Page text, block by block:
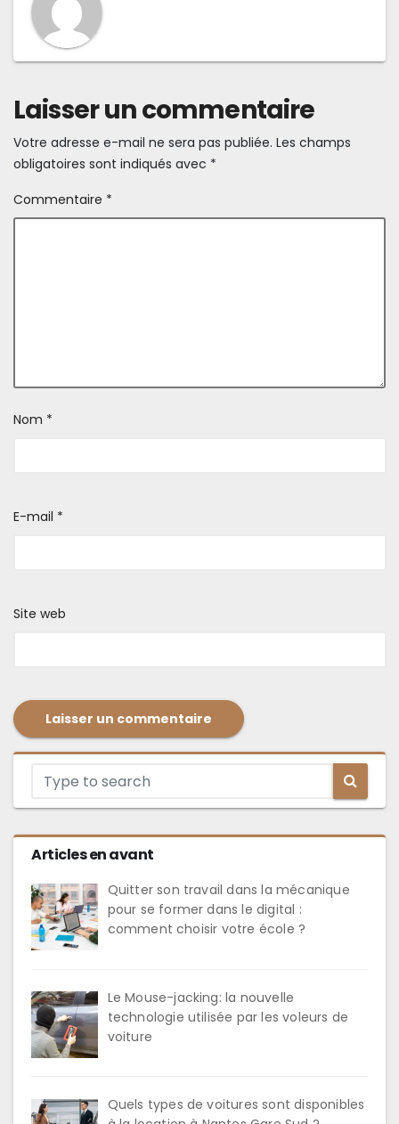
Laisser un commentaire
Votre adresse e-mail ne sera pas publiée. Les champs
obligatoires sont indiqués avec *
Commentaire *
Nom *
E-mail *
Site web
Articles en avant
Quitter son travail dans la mécanique
pour se former dans le digital :
comment choisir votre école ?
Le Mouse-jacking: la nouvelle
technologie utilisée par les voleurs de
voiture
Quels types de voitures sont disponibles